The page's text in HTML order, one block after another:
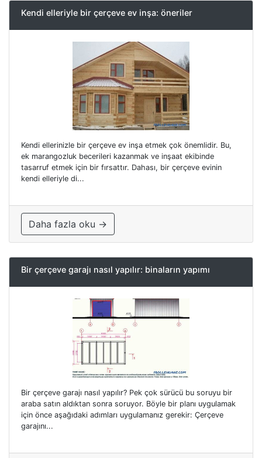
Kendi elleriyle bir çerçeve ev inşa: öneriler
Kendi ellerinizle bir çerçeve ev inşa etmek çok önemlidir. Bu,
ek marangozluk becerileri kazanmak ve inşaat ekibinde
tasarruf etmek için bir fırsattır. Dahası, bir çerçeve evinin
kendi elleriyle di...
Daha fazla oku →
Bir çerçeve garajı nasıl yapılır: binaların yapımı
Bir çerçeve garajı nasıl yapılır? Pek çok sürücü bu soruyu bir
araba satın aldıktan sonra soruyor. Böyle bir planı uygulamak
için önce aşağıdaki adımları uygulamanız gerekir: Çerçeve
garajını...